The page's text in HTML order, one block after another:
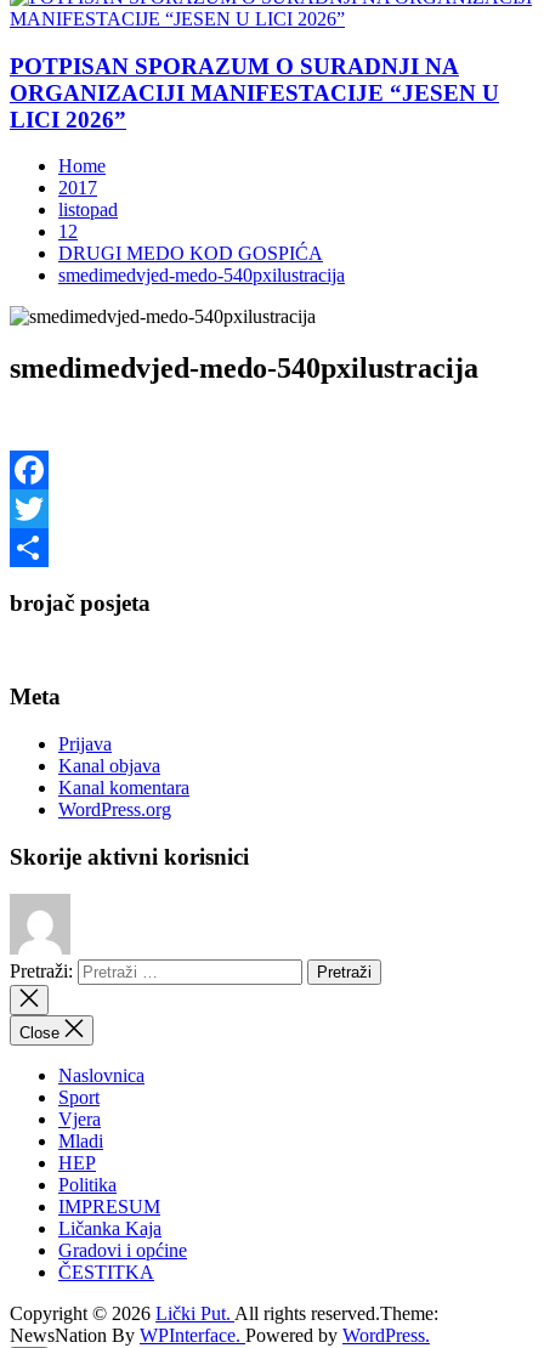
POTPISAN SPORAZUM O SURADNJI NA
ORGANIZACIJI MANIFESTACIJE “JESEN U
LICI 2026”
Home
2017
listopad
12
DRUGI MEDO KOD GOSPIĆA
smedimedvjed-medo-540pxilustracija
smedimedvjed-medo-540pxilustracija
Facebook
Twitter
brojač posjeta
Meta
Prijava
Kanal objava
Kanal komentara
WordPress.org
Skorije aktivni korisnici
Pretraži:
Close
Naslovnica
Sport
Vjera
Mladi
HEP
Politika
IMPRESUM
Ličanka Kaja
Gradovi i općine
ČESTITKA
Copyright © 2026 Lički Put. All rights reserved.Theme:
NewsNation By WPInterface. Powered by WordPress.